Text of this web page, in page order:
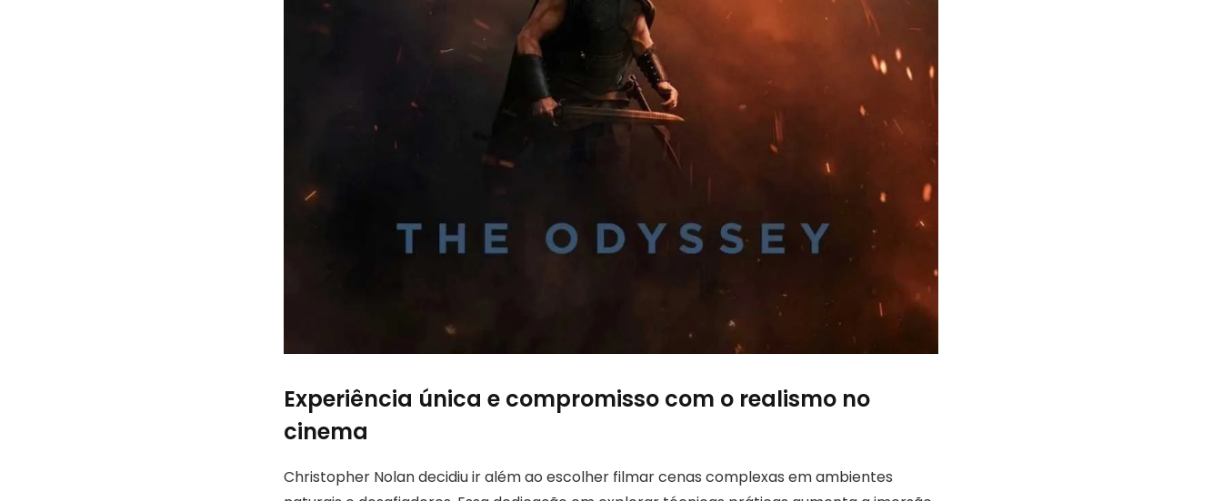
Experiência única e compromisso com o realismo no
cinema
Christopher Nolan decidiu ir além ao escolher filmar cenas complexas em ambientes